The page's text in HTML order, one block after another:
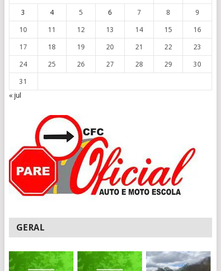
3 4 5 6 7 8 9
10 11 12 13 14 15 16
17 18 19 20 21 22 23
24 25 26 27 28 29 30
31
« jul
GERAL